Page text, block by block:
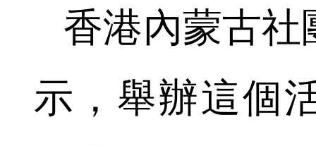
香港內蒙古社
示，舉辦這個